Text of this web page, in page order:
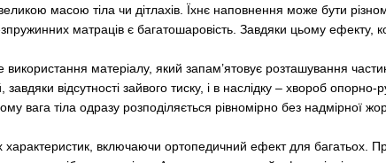
масою тіла чи дітлахів. Їхнє наповнення може бути
матраців є багатошаровість. Завдяки цьому ефекту,
матеріалу, який запам’ятовує розташування
відсутності зайвого тиску, і в наслідку – хвороб
вага тіла одразу розподіляється рівномірно без надмірної
характеристик, включаючи ортопедичний ефект для багатьох.